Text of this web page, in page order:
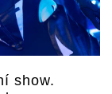
show.